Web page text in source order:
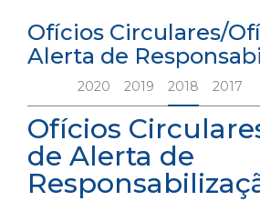
Ofícios Circulares/
Alerta de
2020 2019 2018 2017
Ofícios
de Alerta de